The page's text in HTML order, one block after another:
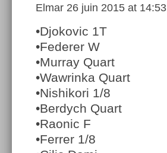
Elmar 26 juin 2015 at 14:53
•Djokovic 1T
•Federer W
•Murray Quart
•Wawrinka Quart
•Nishikori 1/8
•Berdych Quart
•Raonic F
•Ferrer 1/8